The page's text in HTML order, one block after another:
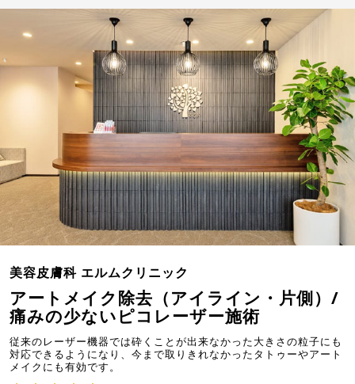
美容皮膚科 エルムクリニック
アートメイク除去（アイライン・片側）/
痛みの少ないピコレーザー施術
従来のレーザー機器では砕くことが出来なかった大きさの粒子にも
対応できるようになり、今まで取りきれなかったタトゥーやアート
メイクにも有効です。